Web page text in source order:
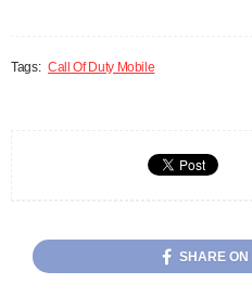
Tags: Call Of Duty Mobile
SHARE ON